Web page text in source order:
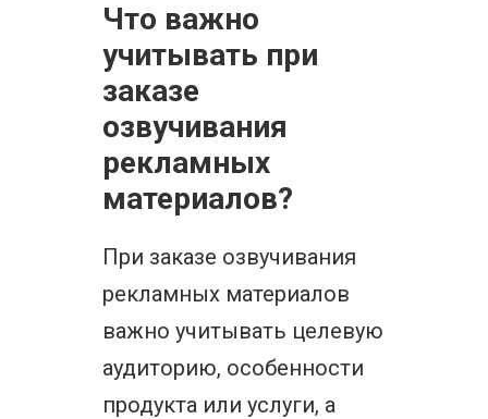
Что важно
учитывать при
заказе
озвучивания
рекламных
материалов?
При заказе озвучивания
рекламных материалов
важно учитывать целевую
аудиторию, особенности
продукта или услуги, а